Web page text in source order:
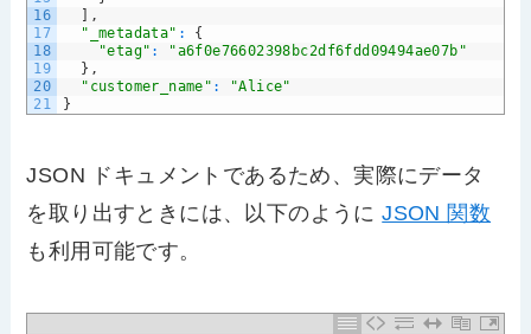
16
17
18
19
20
21
] ,
"_metadata" :
{
"etag" :
"a6f0e76602398bc2df6fdd09494ae07b"
} ,
"customer_name" :
"Alice"
}
JSON ドキュメントであるため、実際にデータ
を取り出すときには、以下のようにJSON 関数
も利用可能です。